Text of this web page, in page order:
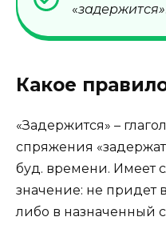
«задержится»
Какое
«Задержится» –
спряжения
буд. времени. Имеет
значение: не придет
либо в назначенный